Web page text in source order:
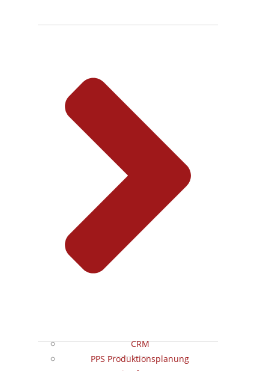
CRM
PPS Produktionsplanung